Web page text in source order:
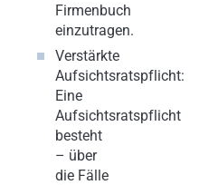
Firmenbuch
einzutragen.
Verstärkte
Aufsichtsratspflicht:
Eine
Aufsichtsratspflicht
besteht
– über
die Fälle